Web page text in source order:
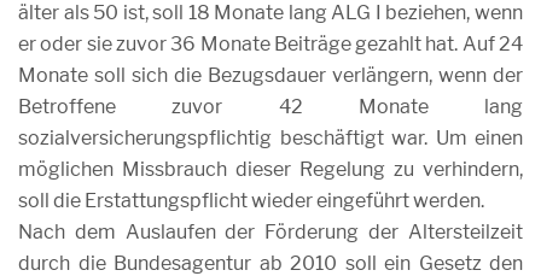
älter als 50 ist, soll 18 Monate lang ALG I beziehen, wenn
er oder sie zuvor 36 Monate Beiträge gezahlt hat. Auf 24
Monate soll sich die Bezugsdauer verlängern, wenn der
Betroffene zuvor 42 Monate lang
sozialversicherungspflichtig beschäftigt war. Um einen
möglichen Missbrauch dieser Regelung zu verhindern,
soll die Erstattungspflicht wieder eingeführt werden.
Nach dem Auslaufen der Förderung der Altersteilzeit
durch die Bundesagentur ab 2010 soll ein Gesetz den